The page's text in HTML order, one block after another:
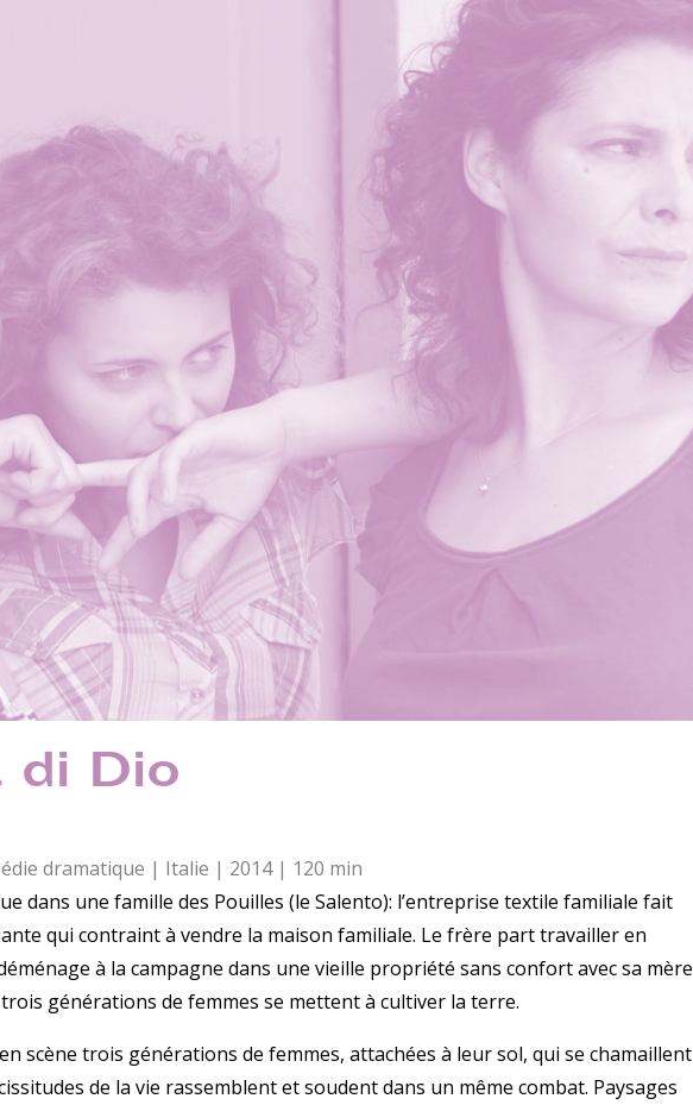
di Dio
dramatique | Italie | 2014 | 120 min
dans une famille des Pouilles (le Salento): l’entreprise textile familiale fait
qui contraint à vendre la maison familiale. Le frère part travailler en
à la campagne dans une vieille propriété sans confort avec sa mère
générations de femmes se mettent à cultiver la terre.
scène trois générations de femmes, attachées à leur sol, qui se chamaillent
de la vie rassemblent et soudent dans un même combat. Paysages